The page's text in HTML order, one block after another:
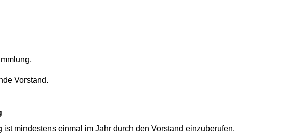
Vorstand.
ist mindestens einmal im Jahr durch den Vorstand einzuberufen.